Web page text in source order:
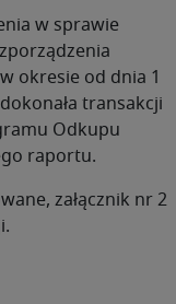
w sprawie
okresie od dnia 1
transakcji
Odkupu
raportu.
załącznik nr 2